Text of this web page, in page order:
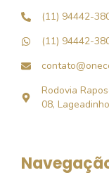
(11) 94442-
(11) 94442-
Rodovia
08,